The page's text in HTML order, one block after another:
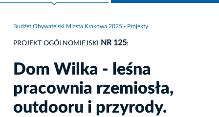
ROZWIŃ MENU
Budżet Obywatelski Miasta Krakowa 2025 - Projekty
PROJEKT OGÓLNOMIEJSKI NR 125:
Dom Wilka - leśna
pracownia rzemiosła,
outdooru i przyrody.